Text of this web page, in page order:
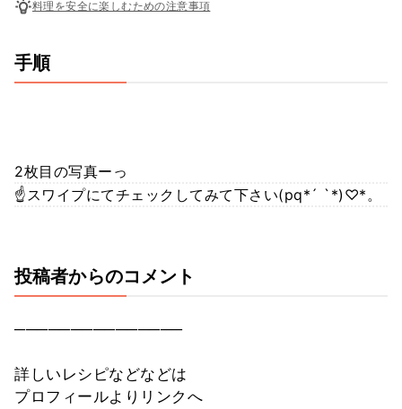
料理を安全に楽しむための注意事項
手順
2枚目の写真ーっ
☝スワイプにてチェックしてみて下さい(pq*´ `*)♡*。
投稿者からのコメント
───────────────
詳しいレシピなどなどは
プロフィールよりリンクへ